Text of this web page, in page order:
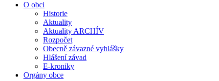
O obci
Historie
Aktuality
Aktuality ARCHÍV
Rozpočet
Obecně závazné vyhlášky
Hlášení závad
E-kroniky
Orgány obce